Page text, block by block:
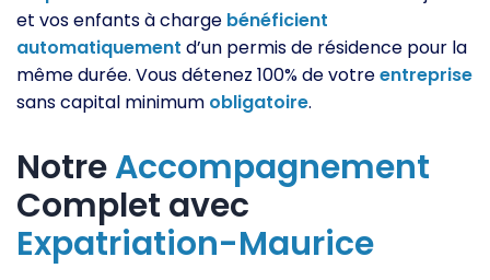
et vos enfants à charge bénéficient
automatiquement d’un permis de résidence pour la
même durée. Vous détenez 100% de votreentreprise
sans capital minimum obligatoire.
NotreAccompagnement
Complet avec
Expatriation-Maurice